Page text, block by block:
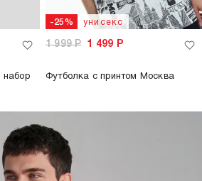
набор
-25% унисекс
1 999Р 1 499 Р
Футболка с принтом Москва